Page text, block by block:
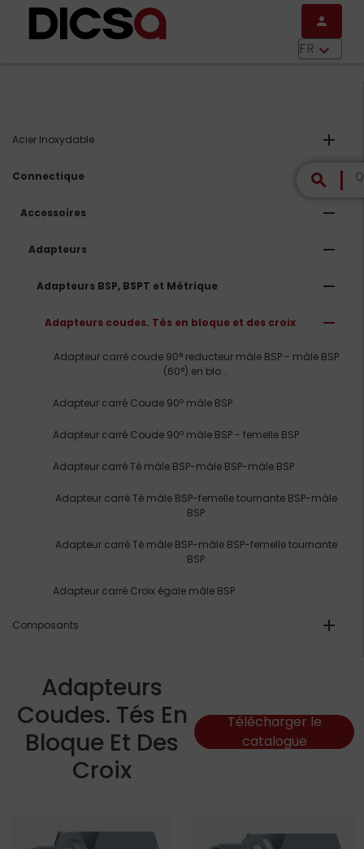
Aller au contenu principal
person
FR keyboard_arrow_down
search
Acier Inoxydable add
Connectique remove
Accessoires remove
Adapteurs remove
Adapteurs BSP, BSPT et Métrique remove
Adapteurs coudes. Tés en bloque et des croix remove
Adapteur carré coude 90° reducteur mâle BSP - mâle BSP
(60°) en blo...
Adapteur carré Coude 90º mâle BSP
Adapteur carré Coude 90º mâle BSP - femelle BSP
Adapteur carré Té mâle BSP-mâle BSP-mâle BSP
Adapteur carré Té mâle BSP-femelle tournante BSP-mâle
BSP
Adapteur carré Té mâle BSP-mâle BSP-femelle tournante
BSP
Adapteur carré Croix égale mâle BSP
Composants add
Adapteurs
Coudes. Tés En
Bloque Et Des
Croix
Télécharger le
catalogue